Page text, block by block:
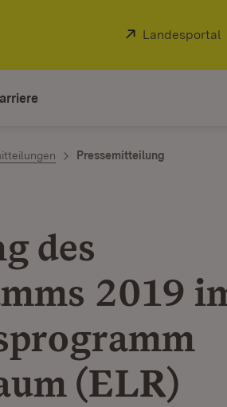
Extern:
Landesportal
Pressemitteilung
des
2019
(ELR)